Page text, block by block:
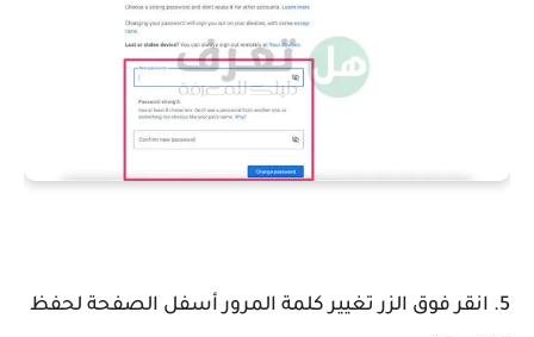
5. انقر فوق الزر تغيير كلمة المرور أسفل الصفحة لحفظ